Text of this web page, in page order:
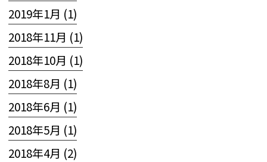
2019年1月 (1)
2018年11月 (1)
2018年10月 (1)
2018年8月 (1)
2018年6月 (1)
2018年5月 (1)
2018年4月 (2)